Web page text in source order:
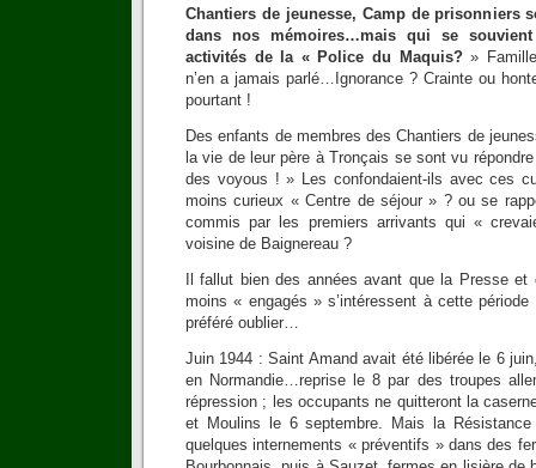
Chantiers de jeunesse, Camp de prisonniers
dans nos mémoires…mais qui se
activités de la « Police du Maquis?»
n’en a jamais parlé…Ignorance ? Crainte ou
pourtant !
Des enfants de membres des Chantiers de
la vie de leur père à Tronçais se sont vu répondre
des voyous ! » Les confondaient-ils avec ces
moins curieux « Centre de séjour » ? ou se
commis par les premiers arrivants qui «
voisine de Baignereau ?
Il fallut bien des années avant que la Presse
moins « engagés » s’intéressent à cette
préféré oublier…
Juin 1944 : Saint Amand avait été libérée le 6
en Normandie…reprise le 8 par des troupes
répression ; les occupants ne quitteront la
et Moulins le 6 septembre. Mais la
quelques internements « préventifs » dans des